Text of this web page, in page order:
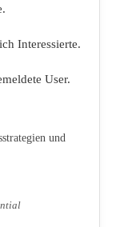
Interessierte.
User.
und